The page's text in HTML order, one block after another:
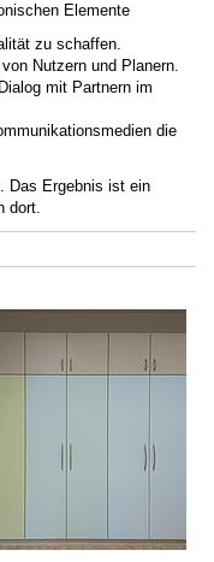
Elemente
zu schaffen.
Nutzern und Planern.
mit Partnern im
die
Das Ergebnis ist ein
dort.